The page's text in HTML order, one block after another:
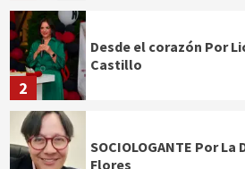
2
Desde el corazón Por
Castillo
SOCIOLOGANTE Por
Flores